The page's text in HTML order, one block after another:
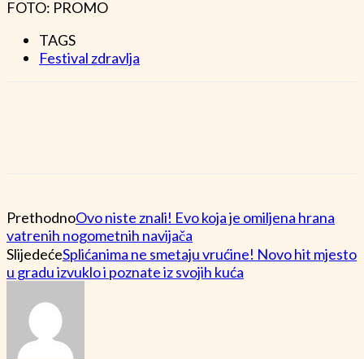
FOTO: PROMO
TAGS
Festival zdravlja
PrethodnoOvo niste znali! Evo koja je omiljena hrana
vatrenih nogometnih navijača
SlijedećeSplićanima ne smetaju vrućine! Novo hit mjesto
u gradu izvuklo i poznate iz svojih kuća